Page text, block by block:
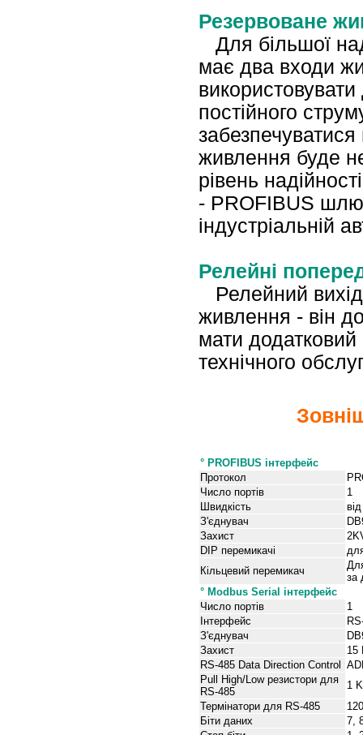
Резервоване
Для більшої
має два входи
постійного
живлення буде
рівень
- PROFIBUS
індустріальній
Релейні
Релейний вихід
живлення - він
мати
технічного
° PROFIBUS інтерфейс
Протокол
Число портів
1
Швидкість
З'єднувач
Захист
DIP перемикачі
Кільцевий перемикач
за
° Modbus Serial інтерфейс
Число портів
1
Інтерфейс
З'єднувач
Захист
15
RS-485 Data Direction Control
Pull High/Low резистори для
RS-485
1
Термінатори для RS-485
Біти даних
7,